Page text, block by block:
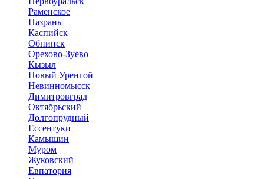
Раменское
Назрань
Каспийск
Обнинск
Орехово-Зуево
Кызыл
Новый Уренгой
Невинномысск
Димитровград
Октябрьский
Долгопрудный
Ессентуки
Камышин
Муром
Жуковский
Евпатория